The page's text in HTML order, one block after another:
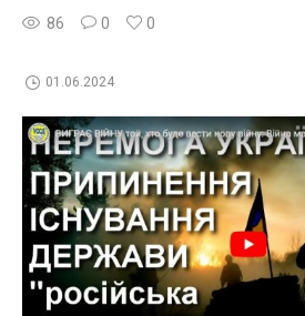
86 0 0
01.06.2024